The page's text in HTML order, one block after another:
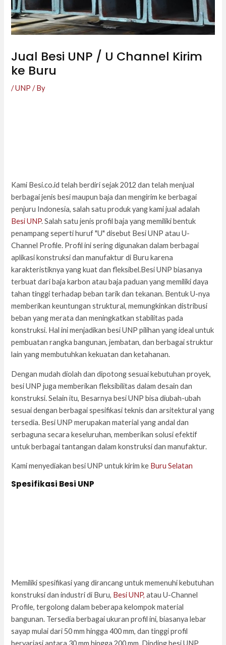
Jual Besi UNP / U Channel Kirim
ke Buru
/UNP / By
Kami Besi.co.id telah berdiri sejak 2012 dan telah menjual
berbagai jenis besi maupun baja dan mengirim ke berbagai
penjuru Indonesia, salah satu produk yang kami jual adalah
Besi UNP. Salah satu jenis profil baja yang memiliki bentuk
penampang seperti huruf "U" disebut Besi UNP atau U-
Channel Profile. Profil ini sering digunakan dalam berbagai
aplikasi konstruksi dan manufaktur di Buru karena
karakteristiknya yang kuat dan fleksibel.Besi UNP biasanya
terbuat dari baja karbon atau baja paduan yang memiliki daya
tahan tinggi terhadap beban tarik dan tekanan. Bentuk U-nya
memberikan keuntungan struktural, memungkinkan distribusi
beban yang merata dan meningkatkan stabilitas pada
konstruksi. Hal ini menjadikan besi UNP pilihan yang ideal untuk
pembuatan rangka bangunan, jembatan, dan berbagai struktur
lain yang membutuhkan kekuatan dan ketahanan.
Dengan mudah diolah dan dipotong sesuai kebutuhan proyek,
besi UNP juga memberikan fleksibilitas dalam desain dan
konstruksi. Selain itu, Besarnya besi UNP bisa diubah-ubah
sesuai dengan berbagai spesifikasi teknis dan arsitektural yang
tersedia. Besi UNP merupakan material yang andal dan
serbaguna secara keseluruhan, memberikan solusi efektif
untuk berbagai tantangan dalam konstruksi dan manufaktur.
Kami menyediakan besi UNP untuk kirim ke Buru Selatan
Spesifikasi Besi UNP
Memiliki spesifikasi yang dirancang untuk memenuhi kebutuhan
konstruksi dan industri di Buru, Besi UNP, atau U-Channel
Profile, tergolong dalam beberapa kelompok material
bangunan. Tersedia berbagai ukuran profil ini, biasanya lebar
sayap mulai dari 50 mm hingga 400 mm, dan tinggi profil